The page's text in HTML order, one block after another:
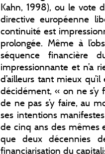
Kahn, 1998), ou le vote
directive européenne
continuité est
prolongée. Même à
séquence financière
impressionnante et n’a
d’ailleurs tant mieux
décidément, « on ne s’y
de ne pas s’y faire, au
ses intentions
de cinq ans des mêmes
que deux décennies
financiarisation du